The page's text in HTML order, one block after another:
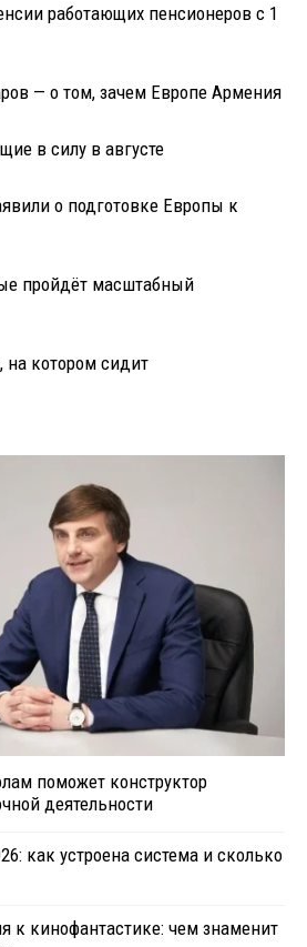
работающих пенсионеров с 1
— о том, зачем Европе Армения
в силу в августе
о подготовке Европы к
пройдёт масштабный
на котором сидит
поможет конструктор
деятельности
как устроена система и сколько
к кинофантастике: чем знаменит